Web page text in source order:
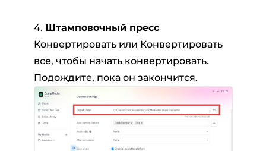
4. Штамповочный пресс
Конвертировать или Конвертировать
все, чтобы начать конвертировать.
Подождите, пока он закончится.